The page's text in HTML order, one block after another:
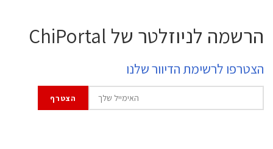
הרשמה לניוזלטר של ChiPortal
הצטרפו לרשימת הדיוור שלנו